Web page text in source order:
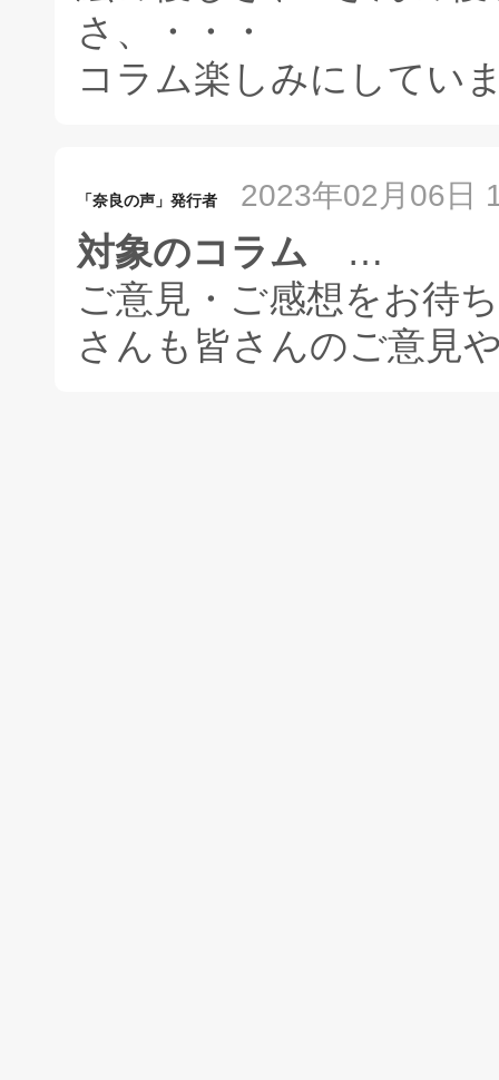
さ、・・・
コラム楽しみにしてい
「奈良の声」発行者 2023年02月06日
対象のコラム …
ご意見・ご感想をお待
さんも皆さんのご意見